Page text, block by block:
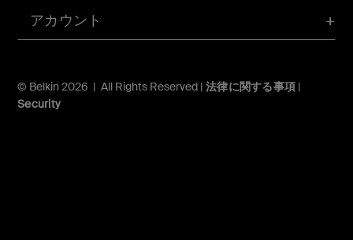
アカウント
© Belkin 2026 | All Rights Reserved | 法律に関する事項 |
Security